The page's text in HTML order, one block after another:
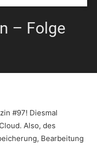
– Folge
#97! Diesmal
Also, des
Bearbeitung